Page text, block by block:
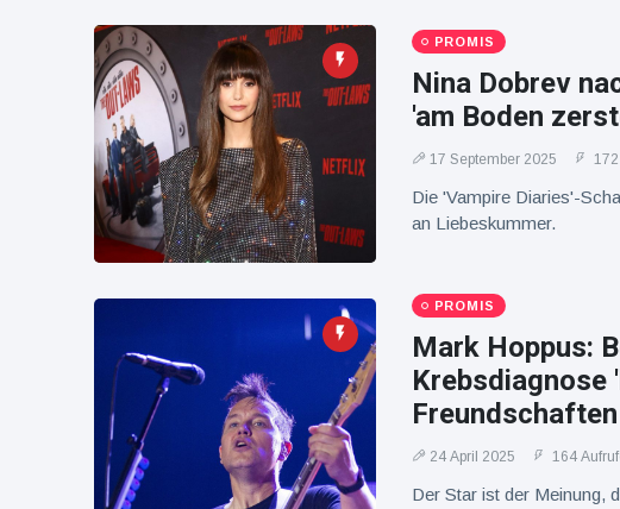
Aus
Sorge um
Jungstorch
nimmt
glückliche
Wendung
16 Juli
51
Aufrufe
Vor WM-
Finale:
Rauch-
Warnung
und Hitze
York
16 Juli
38
Aufrufe
PROMIS
Nina Dobrev
'am Boden
17 September 2025
Die 'Vampire Diaries'-
an Liebeskummer.
PROMIS
Mark Hoppus:
Krebsdiagnose
Freundschaften
24 April 2025 164
Der Star ist der Meinung,